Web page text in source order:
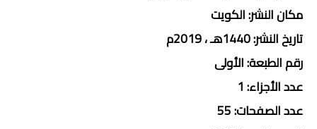
مكان النشر: الكويت
تاريخ النشر: 1440هـ ، 2019م
رقم الطبعة: الأولى
عدد الأجزاء: 1
عدد الصفحات: 55